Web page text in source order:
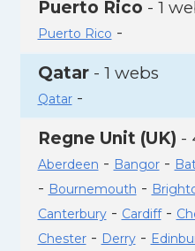
Puerto Rico - 1
Puerto Rico -
Qatar- 1 webs
Qatar-
Regne Unit (UK) -
Aberdeen - Bangor-
- Bournemouth -
Canterbury- Cardiff-
Chester- Derry-